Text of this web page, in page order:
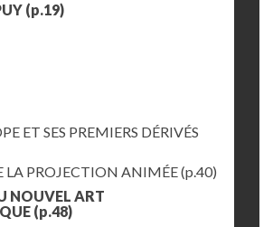
(p.19)
ET SES PREMIERS DÉRIVÉS
LA PROJECTION ANIMÉE(p.40)
NOUVEL ART
(p.48)